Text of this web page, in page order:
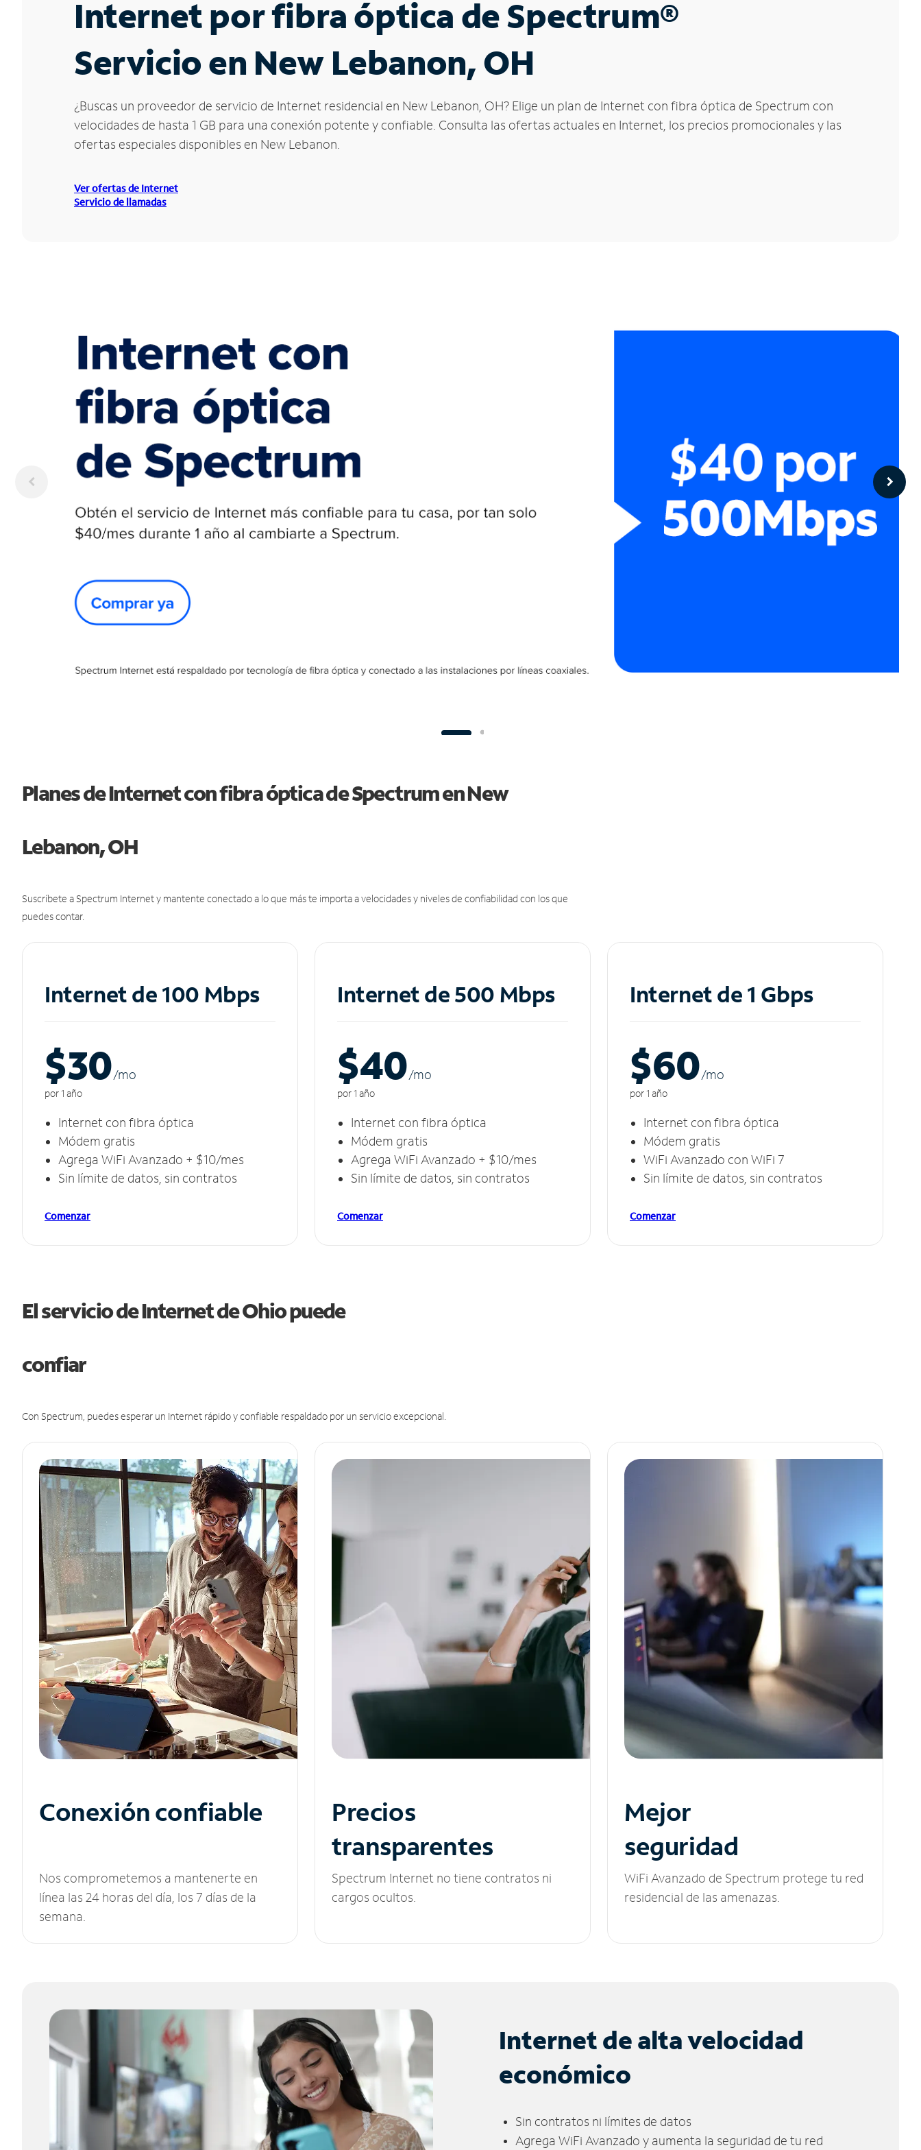
Internet por fibra óptica de Spectrum®
Servicio en New Lebanon, OH
¿Buscas un proveedor de servicio de Internet residencial en New Lebanon, OH? Elige un plan de Internet con fibra óptica de Spectrum con
velocidades de hasta 1 GB para una conexión potente y confiable. Consulta las ofertas actuales en Internet, los precios promocionales y las
ofertas especiales disponibles en New Lebanon.
Ver ofertas de Internet
Servicio de llamadas
Planes de Internet con fibra óptica de Spectrum en New
Lebanon, OH
Suscríbete a Spectrum Internet y mantente conectado a lo que más te importa a velocidades y niveles de confiabilidad con los que
puedes contar.
Internet de 100 Mbps
$30/mo
por 1 año
Internet con fibra óptica
Módem gratis
Agrega WiFi Avanzado + $10/mes
Sin límite de datos, sin contratos
Comenzar
Internet de 500 Mbps
$40/mo
por 1 año
Internet con fibra óptica
Módem gratis
Agrega WiFi Avanzado + $10/mes
Sin límite de datos, sin contratos
Comenzar
Internet de 1 Gbps
$60/mo
por 1 año
Internet con fibra óptica
Módem gratis
WiFi Avanzado con WiFi 7
Sin límite de datos, sin contratos
Comenzar
El servicio de Internet de Ohio puede
confiar
Con Spectrum, puedes esperar un Internet rápido y confiable respaldado por un servicio excepcional.
Conexión confiable
Nos comprometemos a mantenerte en
línea las 24 horas del día, los 7 días de la
semana.
Precios
transparentes
Spectrum Internet no tiene contratos ni
cargos ocultos.
Mejor
seguridad
WiFi Avanzado de Spectrum protege tu red
residencial de las amenazas.
Internet de alta velocidad
económico
Sin contratos ni límites de datos
Agrega WiFi Avanzado y aumenta la seguridad de tu red